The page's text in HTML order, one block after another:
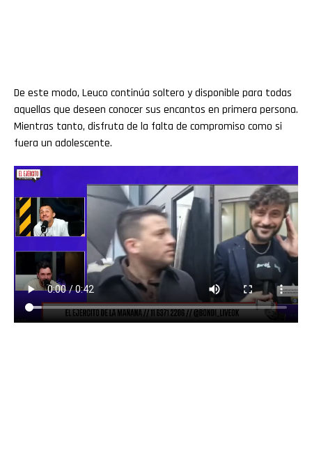
De este modo, Leuco continúa soltero y disponible para todas
aquellas que deseen conocer sus encantos en primera persona.
Mientras tanto, disfruta de la falta de compromiso como si
fuera un adolescente.